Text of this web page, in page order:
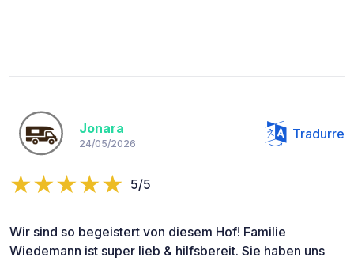
Jonara
24/05/2026
Tradurre
5/5
Wir sind so begeistert von diesem Hof! Familie
Wiedemann ist super lieb & hilfsbereit. Sie haben uns